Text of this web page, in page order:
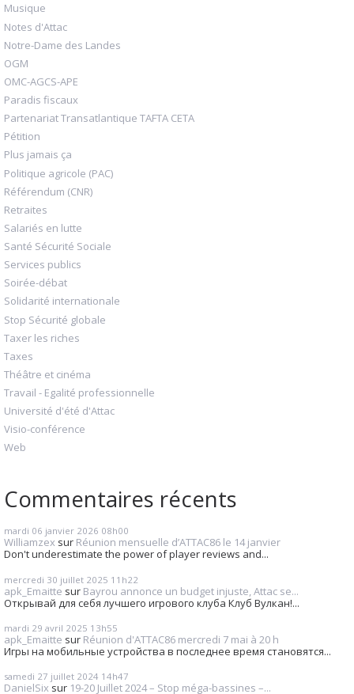
Musique
Notes d'Attac
Notre-Dame des Landes
OGM
OMC-AGCS-APE
Paradis fiscaux
Partenariat Transatlantique TAFTA CETA
Pétition
Plus jamais ça
Politique agricole (PAC)
Référendum (CNR)
Retraites
Salariés en lutte
Santé Sécurité Sociale
Services publics
Soirée-débat
Solidarité internationale
Stop Sécurité globale
Taxer les riches
Taxes
Théâtre et cinéma
Travail - Egalité professionnelle
Université d'été d'Attac
Visio-conférence
Web
Commentaires récents
mardi 06 janvier 2026 08h00
Williamzex sur Réunion mensuelle d’ATTAC86 le 14 janvier
Don't underestimate the power of player reviews and...
mercredi 30 juillet 2025 11h22
apk_Emaitte sur Bayrou annonce un budget injuste, Attac se...
Открывай для себя лучшего игрового клуба Клуб Вулкан!...
mardi 29 avril 2025 13h55
apk_Emaitte sur Réunion d'ATTAC86 mercredi 7 mai à 20 h
Игры на мобильные устройства в последнее время становятся...
samedi 27 juillet 2024 14h47
DanielSix sur 19-20 Juillet 2024 – Stop méga-bassines –...